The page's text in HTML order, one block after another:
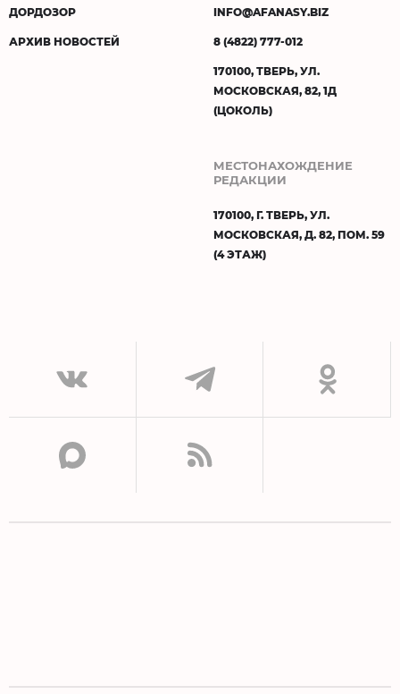
ДОРДОЗОР
АРХИВ НОВОСТЕЙ
INFO@AFANASY.BIZ
8 (4822) 777-012
170100, ТВЕРЬ, УЛ.
МОСКОВСКАЯ, 82, 1Д
(ЦОКОЛЬ)
МЕСТОНАХОЖДЕНИЕ
РЕДАКЦИИ
170100, Г. ТВЕРЬ, УЛ.
МОСКОВСКАЯ, Д. 82, ПОМ. 59
(4 ЭТАЖ)